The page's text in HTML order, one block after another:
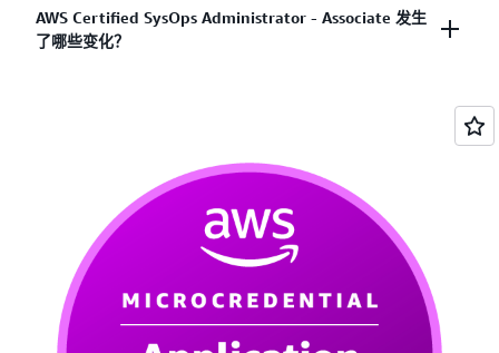
等职位上取得进一步发展。 查看AWS 认证路径以了
解更多信息并规划您的 AWS Certification 之旅。
此认证的有效期为 3 年。在您的认证到期之前，您可
以通过此考试的最新版本或通过获得 AWS Certified
AWS Certified SysOps Administrator - Associate 发生
了哪些变化？
映云运营不断发展的特性以及行业术语的变化。此次
调整（更名为 AWS Certified CloudOps Engineer -
Associate）仅适用于通过最新考试版本（SOA-C03）
的考生。对于已拥有 AWS Certified SysOps
Administrator - Associate 认证的人员，其认证名称
不会进行追溯性更改。